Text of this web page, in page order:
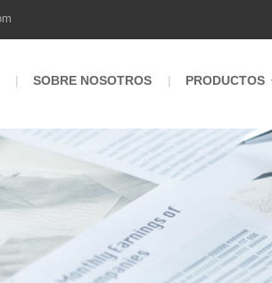
SOBRE NOSOTROS PRODUCTOS